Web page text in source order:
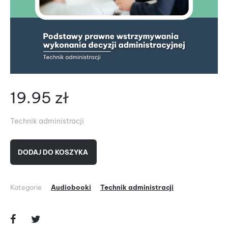
19.95 zł
Technik administracji
DODAJ DO KOSZYKA
Kategorie Audiobooki Technik administracji